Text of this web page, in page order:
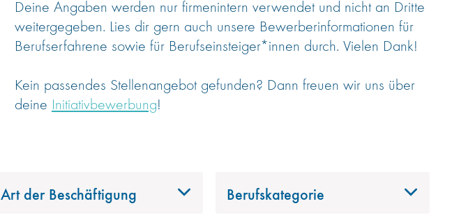
Deine Angaben werden nur firmenintern verwendet und nicht an Dritte
weitergegeben. Lies dir gern auch unsere Bewerberinformationen für
Berufserfahrene sowie für Berufseinsteiger*innen durch. Vielen Dank!
Kein passendes Stellenangebot gefunden? Dann freuen wir uns über
deine Initiativbewerbung!
Art der Beschäftigung Berufskategorie